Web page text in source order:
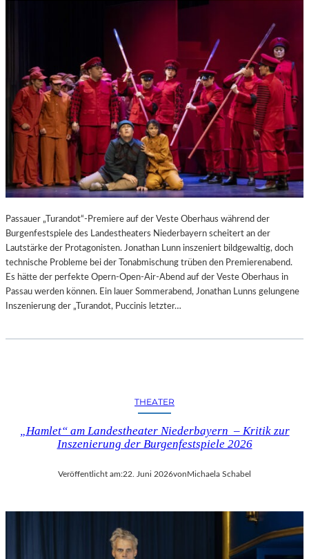
Passauer „Turandot“-Premiere auf der Veste Oberhaus während der
Burgenfestspiele des Landestheaters Niederbayern scheitert an der
Lautstärke der Protagonisten. Jonathan Lunn inszeniert bildgewaltig, doch
technische Probleme bei der Tonabmischung trüben den Premierenabend.
Es hätte der perfekte Opern-Open-Air-Abend auf der Veste Oberhaus in
Passau werden können. Ein lauer Sommerabend, Jonathan Lunns gelungene
Inszenierung der „Turandot, Puccinis letzter…
THEATER
„Hamlet“ am Landestheater Niederbayern – Kritik zur
Inszenierung der Burgenfestspiele 2026
Veröffentlicht am:22. Juni 2026vonMichaela Schabel